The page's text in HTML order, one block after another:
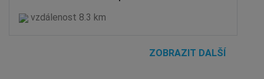
vzdálenost 8.3 km
ZOBRAZIT DALŠÍ